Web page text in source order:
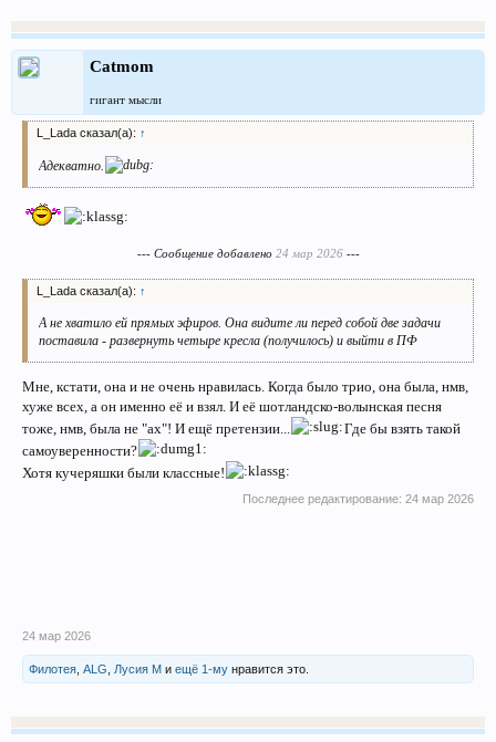
Catmom
гигант мысли
L_Lada сказал(а): ↑
Адекватно.
--- Сообщение добавлено 24 мар 2026---
L_Lada сказал(а): ↑
А не хватило ей прямых эфиров. Она видите ли перед собой две задачи
поставила - развернуть четыре кресла (получилось) и выйти в ПФ
Мне, кстати, она и не очень нравилась. Когда было трио, она была, нмв,
хуже всех, а он именно её и взял. И её шотландско-волынская песня
тоже, нмв, была не "ах"! И ещё претензии...
Где бы взять такой
самоуверенности?
Хотя кучеряшки были классные!
Последнее редактирование: 24 мар 2026
24 мар 2026
Филотея ALG Лусия М и ещё 1-му нравится это.